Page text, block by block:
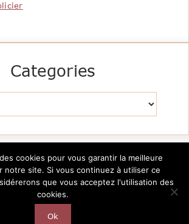
Categories
Le Pavillon de la Littérature -
CréationAutarTICa
cookies pour vous garantir la meilleure
notre site. Si vous continuez à utiliser ce
que vous acceptez l'utilisation des
cookies.
Ok